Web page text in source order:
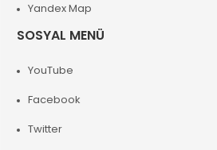
Yandex Map
SOSYAL MENÜ
YouTube
Facebook
Twitter